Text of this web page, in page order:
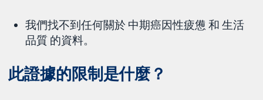
我們找不到任何關於 中期癌因性疲憊 和 生活
品質 的資料。
此證據的限制是什麼？